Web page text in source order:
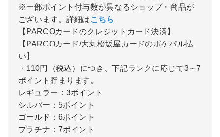
※一部ポイント付与数が異なるショップ・商品が
ございます。詳細は こちら
【PARCOカードのクレジットカード決済】
【PARCOカード/大丸松坂屋カードのポケパル払
い】
・110円（税込）につき、下記ランクに応じて3～7
ポイント貯まります。
レギュラー：3ポイント
シルバー：5ポイント
ゴールド：6ポイント
プラチナ：7ポイント